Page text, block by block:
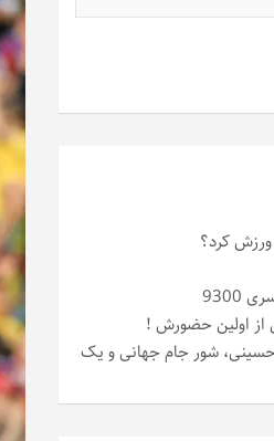
ورزش کرد؟
از اولین حضورش !
شور جام جهانی و یک